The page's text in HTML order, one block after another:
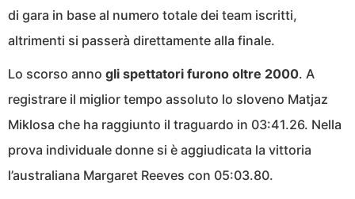
di gara in base al numero totale dei team iscritti,
altrimenti si passerà direttamente alla finale.
Lo scorso anno gli spettatori furono oltre 2000. A
registrare il miglior tempo assoluto lo sloveno Matjaz
Miklosa che ha raggiunto il traguardo in 03:41.26. Nella
prova individuale donne si è aggiudicata la vittoria
l’australiana Margaret Reeves con 05:03.80.